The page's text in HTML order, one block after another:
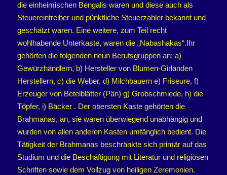
die einheimischen Bengalis waren und diese auch als
Steuereintreiber und pünktliche Steuerzahler bekannt und
geschätzt waren. Eine weitere, zum Teil recht
wohlhabende Unterkaste, waren die „Nabashakas“.Ihr
gehörten die folgenden neun Berufsgruppen an: a)
Gewürzhändlern, b) Hersteller von Blumen-Girlanden
Herstellern, c) die Weber, d) Milchbauern e) Friseure, f)
Erzeuger von Betelblätter (Pän) g) Grobschmiede, h) die
Töpfer, i) Bäcker . Der obersten Kaste gehörten die
Brahmanas, an, sie waren überwiegend unabhängig und
wurden von allen anderen Kasten umfänglich bedient. Die
Tätigkeit der Brahmanas beschränkte sich primär auf das
Studium und die Beschäftigung mit Literatur und religiösen
Schriften sowie dem Vollzug von heiligen Zeremonien.